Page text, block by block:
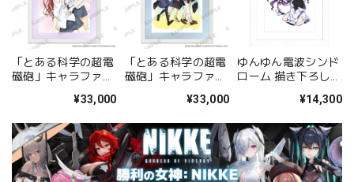
「とある科学の超電
磁砲」キャラファイ
¥33,000
「とある科学の超電
磁砲」キャラファイ
¥33,000
ゆんゆん電波シンド
ローム 描き下ろしキ
（Qちゃん&ゆんゆ
¥14,300